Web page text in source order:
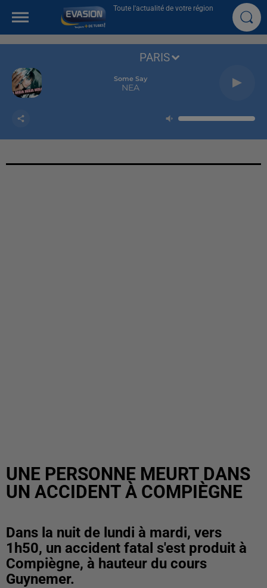
Toute l'actualité de votre région
Some Say
NEA
PARIS
UNE PERSONNE MEURT DANS
UN ACCIDENT À COMPIÈGNE
Dans la nuit de lundi à mardi, vers
1h50, un accident fatal s'est produit à
Compiègne, à hauteur du cours
Guynemer.